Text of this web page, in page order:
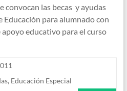
convocan las becas y ayudas
para alumnado con
apoyo educativo para el curso
, Educación Especial